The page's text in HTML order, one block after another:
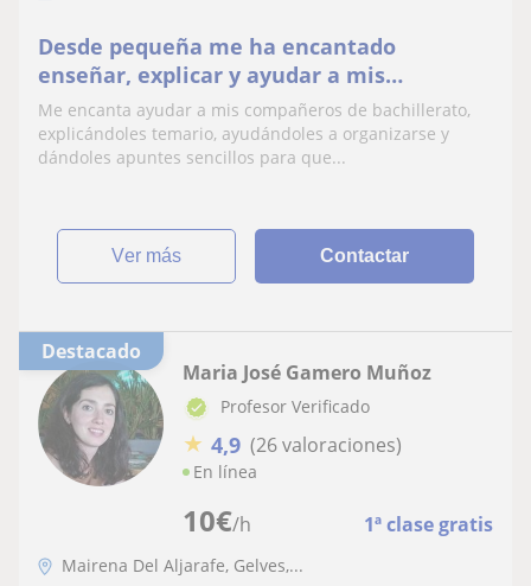
Desde pequeña me ha encantado
enseñar, explicar y ayudar a mis
compañeros, es mi pasión!
Me encanta ayudar a mis compañeros de bachillerato,
explicándoles temario, ayudándoles a organizarse y
dándoles apuntes sencillos para que...
ver más Contactar
Destacado
10€/h 1ª clase gratis
Maria José Gamero Muñoz
Profesor Verificado
★ 4,9 (26 valoraciones)
En línea
Mairena Del Aljarafe, Gelves,...